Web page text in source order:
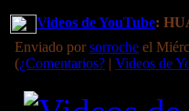
Videos de YouTube:
Enviado por sorroche el
(¿Comentarios? | Videos de